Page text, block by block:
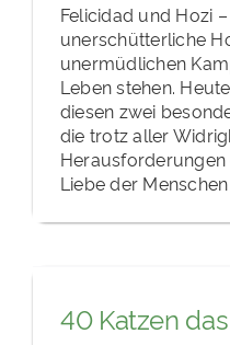
Felicidad und Hozi
unerschütterliche
unermüdlichen
Leben stehen.
diesen zwei
die trotz aller
Herausforderungen
Liebe der
40 Katzen